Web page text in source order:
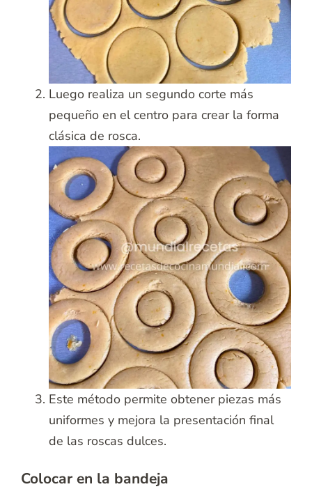
Luego realiza un segundo corte más
pequeño en el centro para crear la forma
clásica de rosca.
Este método permite obtener piezas más
uniformes y mejora la presentación final
de las roscas dulces.
Colocar en la bandeja